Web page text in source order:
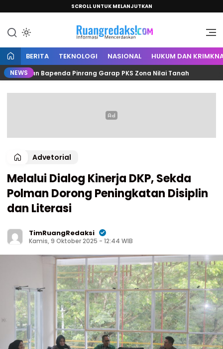
SCROLL UNTUK MELANJUTKAN
Ruang Redaksi
Informasi Mencerdaskan
BERITA TEKNOLOGI NASIONAL HUKUM DAN
NEWS
Bapenda Pinrang Garap PKS Zona Nilai Tanah
Advetorial
Melalui Dialog Kinerja DKP, Sekda
Polman Dorong Peningkatan Disiplin
dan Literasi
TimRuangRedaksi
Kamis, 9 Oktober 2025 - 12:44 WIB